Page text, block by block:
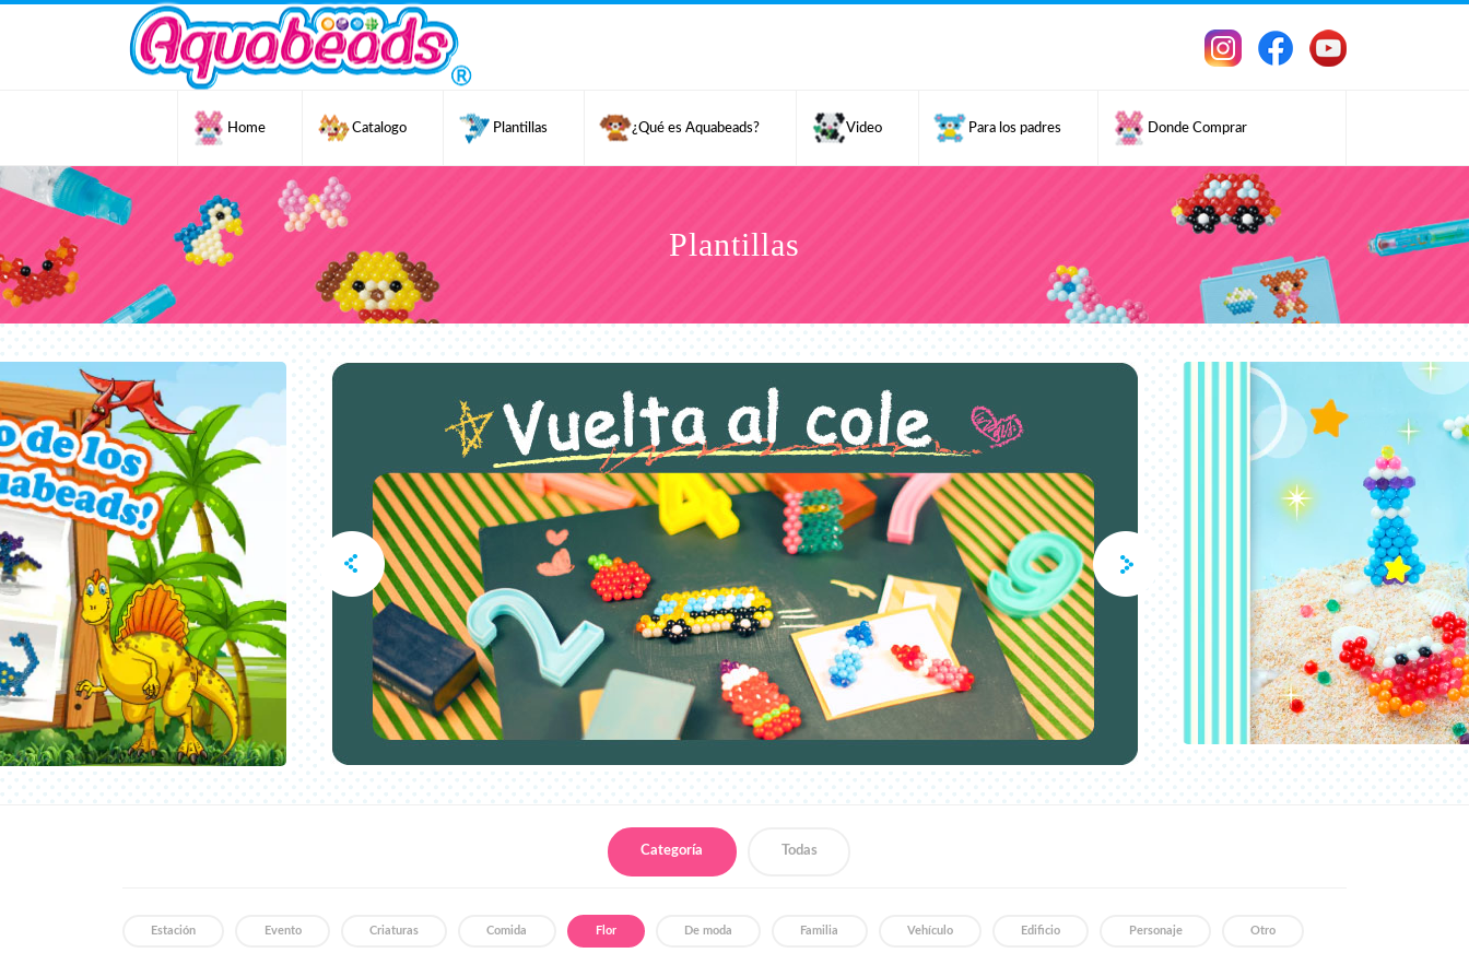
Home Catalogo Plantillas ¿Qué es Aquabeads? Video Para los padres Donde Comprar
Plantillas
Categoría Todas
Estación Evento Criaturas Comida Flor De moda Familia Vehículo Edificio Personaje Otro